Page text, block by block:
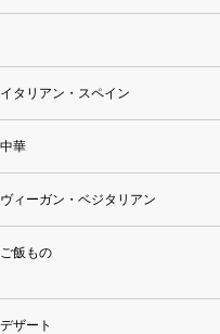
イタリアン・スペイン
中華
ヴィーガン・ベジタリアン
ご飯もの
デザート